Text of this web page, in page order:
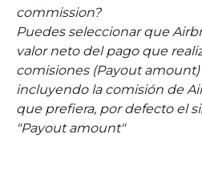
commission?
Puedes seleccionar que
valor neto del pago que
comisiones (Payout
incluyendo la comisión de
que prefiera, por defecto el
"Payout amount"